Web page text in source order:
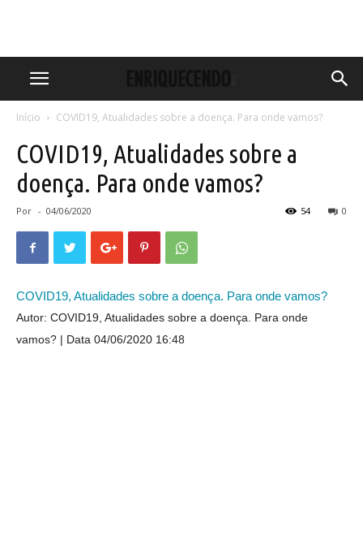
Início COVID19, Atualidades sobre a doença. Para onde vamos?
COVID19, Atualidades sobre a
doença. Para onde vamos?
Por - 04/06/2020 0
54
COVID19, Atualidades sobre a doença. Para onde vamos?
Autor: COVID19, Atualidades sobre a doença. Para onde
vamos?
Data 04/06/2020 16:48